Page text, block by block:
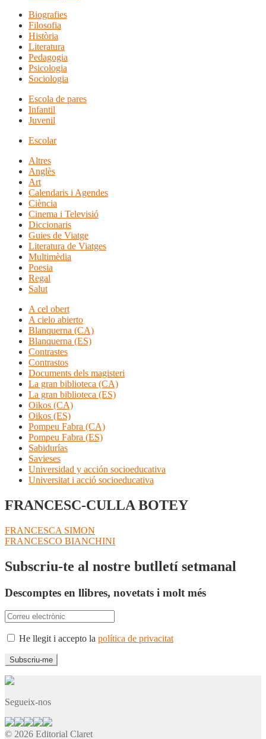
Biografies
Filosofia
Història
Literatura
Pedagogia
Psicologia
Sociologia
Escola de pares
Infantil
Juvenil
Escolar
Altres
Anglès
Art
Calendaris i Agendes
Ciència
Cinema i Televisió
Diccionaris
Guies de Viatge
Literatura de Viatges
Multimèdia
Poesia
Regal
Salut
A cel obert
A cielo abierto
Blanquerna (CA)
Blanquerna (ES)
Contrastes
Contrastos
Documents dels magisteri
La gran biblioteca (CA)
La gran biblioteca (ES)
Oikos (CA)
Oikos (ES)
Pompeu Fabra (CA)
Pompeu Fabra (ES)
Sabidurías
Savieses
Universidad y acción socioeducativa
Universitat i acció socioeducativa
FRANCESC-CULLA BOTEY
Navegació
d'entrades
Entrada
anterior:
FRANCESCA SIMON
Pròxima
FRANCESCO BIANCHINI
Subscriu-te al nostre butlletí setmanal
Descomptes en llibres, novetats i molt més
He llegit i accepto la política de privacitat
Segueix-nos
© 2026 Editorial Claret